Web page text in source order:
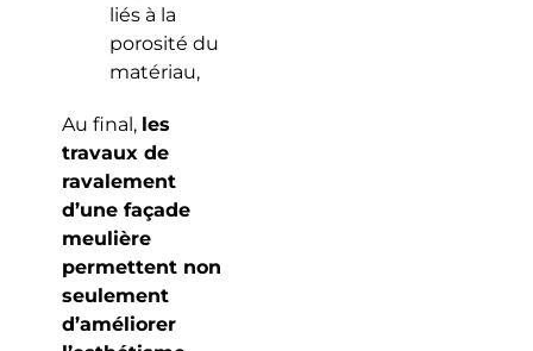
liés à la
porosité du
matériau,
Au final, les
travaux de
ravalement
d’une façade
meulière
permettent non
seulement
d’améliorer